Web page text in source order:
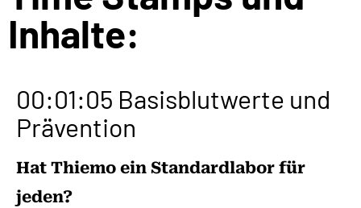
Inhalte:
00:01:05 Basisblutwerte und
Prävention
Hat Thiemo ein Standardlabor für
jeden?